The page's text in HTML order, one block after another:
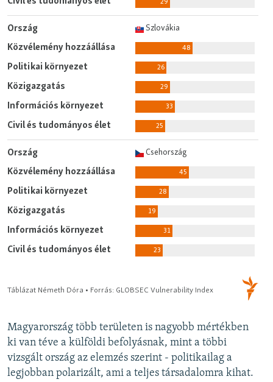
Magyarország több területen is nagyobb mértékben
ki van téve a külföldi befolyásnak, mint a többi
vizsgált ország az elemzés szerint - politikailag a
legjobban polarizált, ami a teljes társadalomra kihat.